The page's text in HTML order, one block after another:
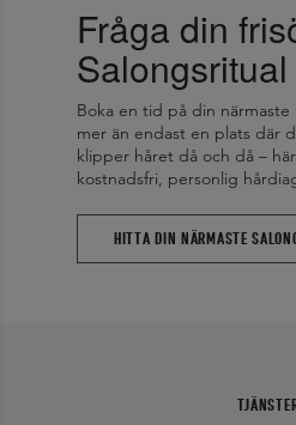
Fråga din
Salongsritual
Boka en tid på din närmaste
mer än endast en plats där
klipper håret då och då –
kostnadsfri, personlig
HITTA DIN NÄRMASTE